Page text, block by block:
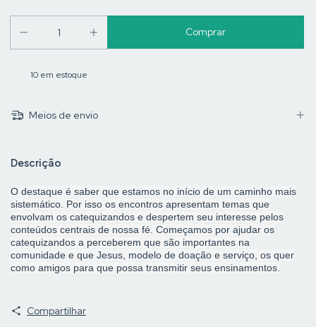
10 em estoque
Meios de envio
Descrição
O destaque é saber que estamos no início de um caminho mais
sistemático. Por isso os encontros apresentam temas que
envolvam os catequizandos e despertem seu interesse pelos
conteúdos centrais de nossa fé. Começamos por ajudar os
catequizandos a perceberem que são importantes na
comunidade e que Jesus, modelo de doação e serviço, os quer
como amigos para que possa transmitir seus ensinamentos.
Compartilhar